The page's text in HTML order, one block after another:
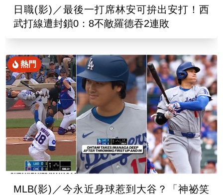
日職(影)／最後一打席林安可拚出安打！西
武打線遭封鎖0：8不敵羅德吞2連敗
熱門
MLB(影)／今永近身球惹到大谷？「神祕笑